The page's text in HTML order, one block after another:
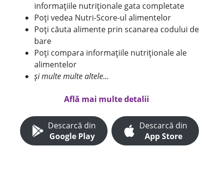
informațiile nutriționale gata completate
Poți vedea Nutri-Score-ul alimentelor
Poți căuta alimente prin scanarea codului de
bare
Poți compara informațiile nutriționale ale
alimentelor
și multe multe altele...
Află mai multe detalii
Descarcă din
Google Play
Descarcă din
App Store